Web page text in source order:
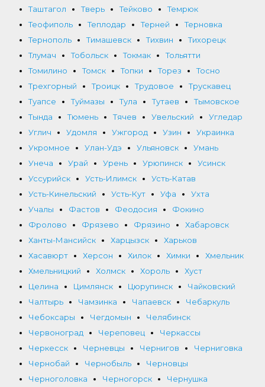
Таштагол
Тверь Тейково
Темрюк
Теофиполь
Теплодар Терней
Терновка
Тернополь
Тимашевск Тихвин
Тихорецк
Тлумач
Тобольск Токмак
Тольятти
Томилино
Томск Топки Торез
Тосно
Трехгорный
Троицк Трудовое
Трускавец
Туапсе
Туймазы Тула Тутаев
Тымовское
Тында
Тюмень Тячев Увельский
Угледар
Углич
Удомля Ужгород Узин
Украинка
Укромное
Улан-Удэ Ульяновск
Умань
Унеча
Урай Урень Урюпинск
Усинск
Уссурийск
Усть-Илимск
Усть-Катав
Усть-Кинельский
Усть-Кут Уфа
Ухта
Учалы
Фастов Феодосия
Фокино
Фролово
Фрязево Фрязино
Хабаровск
Ханты-Мансийск
Харцызск
Харьков
Хасавюрт
Херсон Хилок Химки
Хмельник
Хмельницкий
Холмск Хороль
Хуст
Целина
Цимлянск Цюрупинск
Чайковский
Чалтырь
Чамзинка Чапаевск
Чебаркуль
Чебоксары
Чегдомын
Челябинск
Червоноград
Череповец
Черкассы
Черкесск
Черневцы Чернигов
Черниговка
Чернобай
Чернобыль
Черновцы
Черноголовка
Черногорск
Чернушка